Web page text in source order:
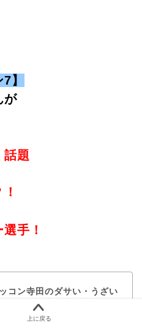
】
が
話題
手！
コン寺田のダサい・うざい
件？嫁や日本代表で本名と子
上に戻る